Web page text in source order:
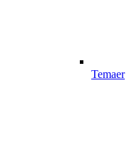
Temaer